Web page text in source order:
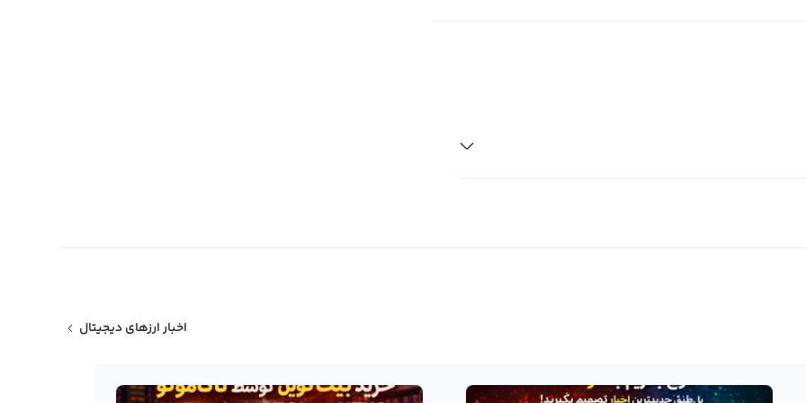
می‌دهد تا با خیالی آسوده در بازار ارزهای دیجیتال به
اخبار ارزهای دیجیتال